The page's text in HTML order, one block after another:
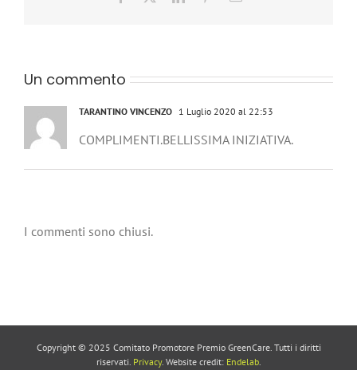
Un commento
TARANTINO VINCENZO 1 Luglio 2020 al 22:53
COMPLIMENTI.BELLISSIMA INIZIATIVA.
I commenti sono chiusi.
Copyright © 2025 Comitato Promotore Premio GreenCare. Tutti i diritti
riservati. Privacy. Website credit: Endelab.